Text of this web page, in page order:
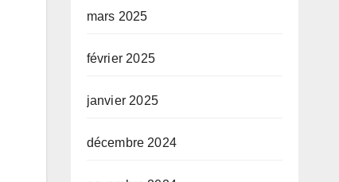
mars 2025
février 2025
janvier 2025
décembre 2024